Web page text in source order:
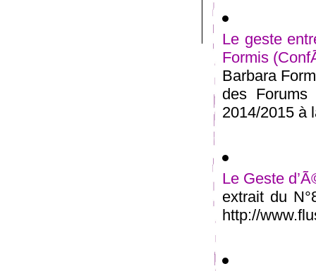
Le geste
Formis
Barbara
des
2014/2015 à
Le Geste
extrait du
http://